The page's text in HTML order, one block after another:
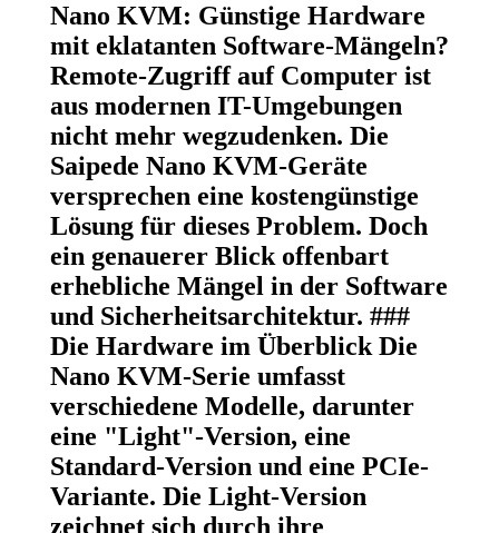
Nano KVM: Günstige Hardware
mit eklatanten Software-Mängeln?
Remote-Zugriff auf Computer ist
aus modernen IT-Umgebungen
nicht mehr wegzudenken. Die
Saipede Nano KVM-Geräte
versprechen eine kostengünstige
Lösung für dieses Problem. Doch
ein genauerer Blick offenbart
erhebliche Mängel in der Software
und Sicherheitsarchitektur. ###
Die Hardware im Überblick Die
Nano KVM-Serie umfasst
verschiedene Modelle, darunter
eine "Light"-Version, eine
Standard-Version und eine PCIe-
Variante. Die Light-Version
zeichnet sich durch ihre